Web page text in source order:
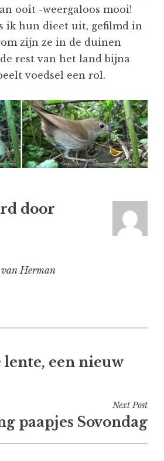
ooit -weergaloos mooi!
ik hun dieet uit, gefilmd in
zijn ze in de duinen
rest van het land bijna
voedsel een rol.
door
van Herman
lente, een nieuw
Next Post
paapjes Sovondag